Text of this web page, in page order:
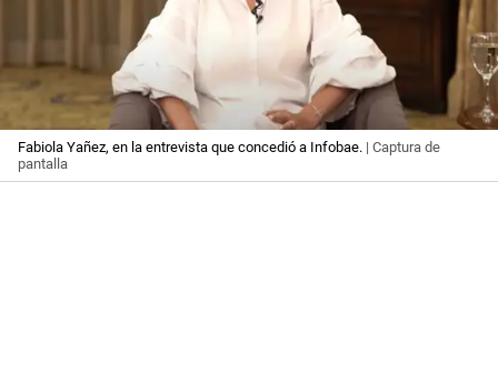
Fabiola Yañez, en la entrevista que concedió a Infobae. | Captura de
pantalla